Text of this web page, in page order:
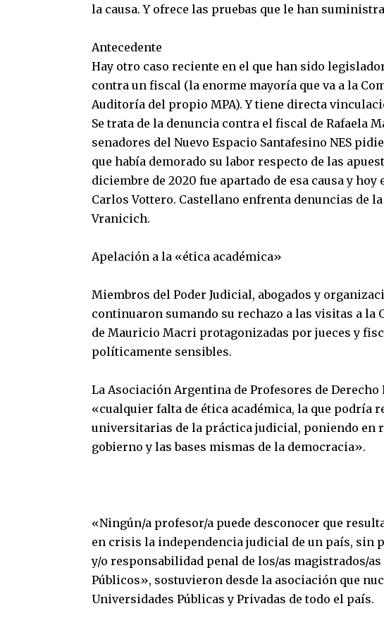
la causa. Y ofrece las pruebas que le han
Antecedente
Hay otro caso reciente en el que han sido
contra un fiscal (la enorme mayoría que va a la
Auditoría del propio MPA). Y tiene directa
Se trata de la denuncia contra el fiscal de Rafaela
senadores del Nuevo Espacio Santafesino NES
que había demorado su labor respecto de las
diciembre de 2020 fue apartado de esa causa y
Carlos Vottero. Castellano enfrenta denuncias de
Vranicich.
Apelación a la «ética académica»
Miembros del Poder Judicial, abogados y
continuaron sumando su rechazo a las visitas a la
de Mauricio Macri protagonizadas por jueces y
políticamente sensibles.
La Asociación Argentina de Profesores de Derecho
«cualquier falta de ética académica, la que podría
universitarias de la práctica judicial, poniendo en
gobierno y las bases mismas de la democracia».
«Ningún/a profesor/a puede desconocer que
en crisis la independencia judicial de un país, sin
y/o responsabilidad penal de los/as magistrados/
Públicos», sostuvieron desde la asociación que
Universidades Públicas y Privadas de todo el país.